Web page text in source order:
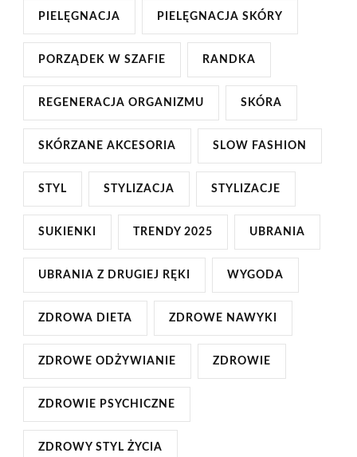
PIELĘGNACJA PIELĘGNACJA SKÓRY
PORZĄDEK W SZAFIE RANDKA
REGENERACJA ORGANIZMU SKÓRA
SKÓRZANE AKCESORIA SLOW FASHION
STYL STYLIZACJA STYLIZACJE
SUKIENKI TRENDY 2025 UBRANIA
UBRANIA Z DRUGIEJ RĘKI WYGODA
ZDROWA DIETA ZDROWE NAWYKI
ZDROWE ODŻYWIANIE ZDROWIE
ZDROWIE PSYCHICZNE
ZDROWY STYL ŻYCIA